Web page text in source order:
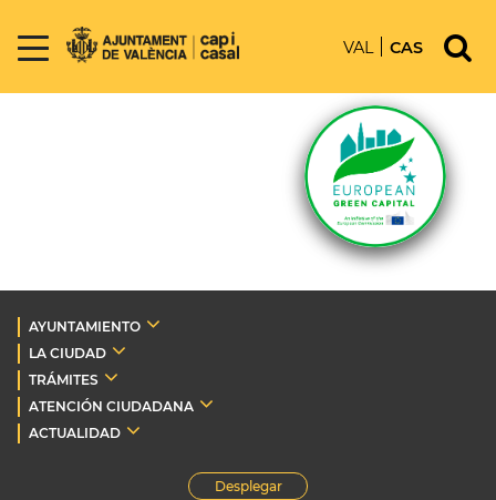
VAL CAS
AYUNTAMIENTO
LA CIUDAD
TRÁMITES
ATENCIÓN CIUDADANA
ACTUALIDAD
Desplegar